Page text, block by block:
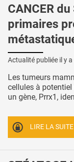
CANCER
primaires
Actualité publiée il y a
Les tumeurs
cellules à
un gène, Prrx1,
LIRE LA SUITE